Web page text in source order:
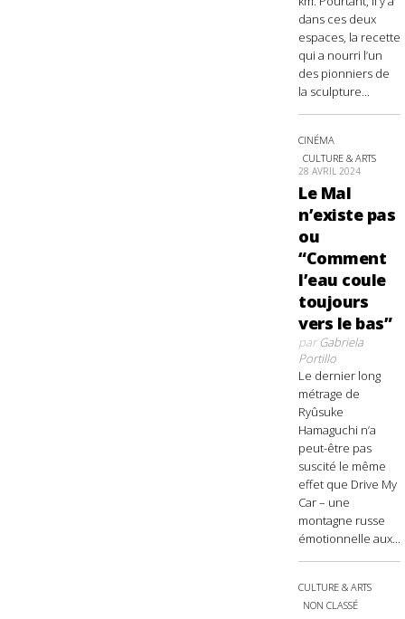
dans ces deux
espaces, la recette
qui a nourri l’un
des pionniers de
la sculpture...
CINÉMA
CULTURE & ARTS
28 AVRIL 2024
Le Mal
n’existe pas
ou
“Comment
l’eau coule
toujours
vers le bas”
parGabriela
Portillo
Le dernier long
métrage de
Ryûsuke
Hamaguchi n’a
peut-être pas
suscité le même
effet que Drive My
Car – une
montagne russe
émotionnelle aux...
CULTURE & ARTS
NON CLASSÉ